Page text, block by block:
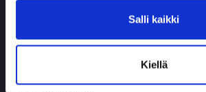
Salli kaikki
Kiellä
Univalmennus
Active-fysioterapia